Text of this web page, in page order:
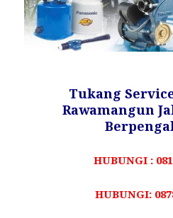
Tukang
Rawamangun
HUBUNGI :
HUBUNGI: